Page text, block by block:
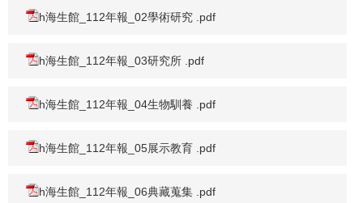
h海生館_112年報_02學術研究 .pdf
h海生館_112年報_03研究所 .pdf
h海生館_112年報_04生物馴養 .pdf
h海生館_112年報_05展示教育 .pdf
h海生館_112年報_06典藏蒐集 .pdf